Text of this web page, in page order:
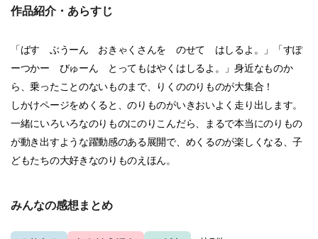
作品紹介・あらすじ
「ばす ぶうーん おきゃくさんを のせて はしるよ。」「すぽ
ーつかー びゅーん とってもはやくはしるよ。」身近なものか
ら、乗ったことのないものまで、りくののりものが大集合！
しかけページをめくると、のりものがいきおいよく走り出します。
一緒にいろいろなのりものにのりこんだら、まるで本当にのりもの
が動き出すような躍動感のある展開で、めくるのが楽しくなる、子
どもたちの大好きなのりものえほん。
みんなの感想まとめ